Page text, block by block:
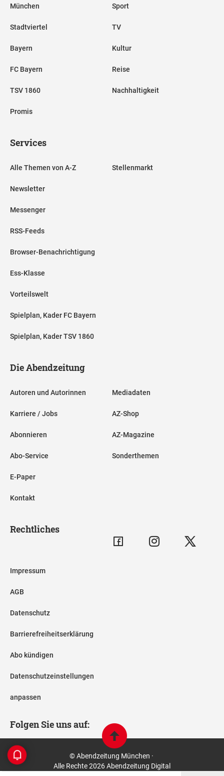
München
Stadtviertel
Bayern
FC Bayern
TSV 1860
Promis
Sport
TV
Kultur
Reise
Nachhaltigkeit
Services
Alle Themen von A-Z
Newsletter
Messenger
RSS-Feeds
Browser-Benachrichtigung
Ess-Klasse
Vorteilswelt
Spielplan, Kader FC Bayern
Spielplan, Kader TSV 1860
Stellenmarkt
Die Abendzeitung
Autoren und Autorinnen
Karriere / Jobs
Abonnieren
Abo-Service
E-Paper
Kontakt
Mediadaten
AZ-Shop
AZ-Magazine
Sonderthemen
Rechtliches
Impressum
AGB
Datenschutz
Barrierefreiheitserklärung
Abo kündigen
Datenschutzeinstellungen
anpassen
Folgen Sie uns auf:
© Abendzeitung München ·
Alle Rechte 2026 Abendzeitung Digital